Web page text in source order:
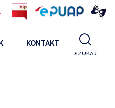
KONTAKT
SZUKAJ